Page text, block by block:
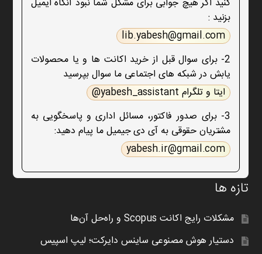
کنید اگر هیچ جوابی برای مشکل شما نبود آنگاه ایمیل
بزنید :
lib.yabesh@gmail.com
2- برای سوال قبل از خرید اکانت ها و یا محصولات
یابش در شبکه های اجتماعی ما سوال بپرسید
ایتا و تلگرام yabesh_assistant@
3- برای صدور فاکتور، مسائل اداری و پاسخگویی به
مشتریان حقوقی به آی دی جیمیل ما پیام دهید:
yabesh.ir@gmail.com
تازه ها
مشکلات رایج اکانت Scopus و راه‌حل آن‌ها
دستیار هوش مصنوعی ساینس دایرکت؛ لیپ اسپیس